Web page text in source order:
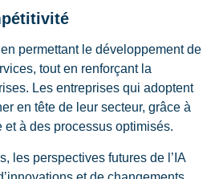
en permettant le développement de
tout en renforçant la
Les entreprises qui adoptent
en tête de leur secteur, grâce à
à des processus optimisés.
les perspectives futures de l’IA